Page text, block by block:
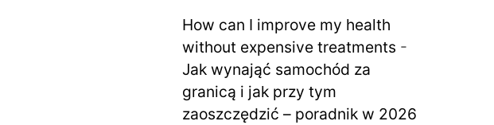
How can I improve my health
without expensive treatments -
Jak wynająć samochód za
granicą i jak przy tym
zaoszczędzić – poradnik w 2026